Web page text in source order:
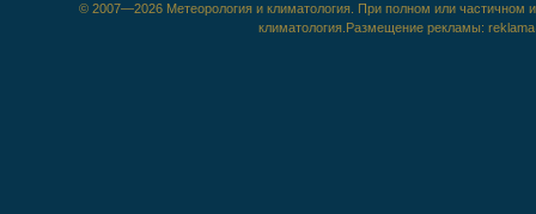
© 2007—2026 Метеорология и климатология. При полном или частичном
климатология.Размещение рекламы: